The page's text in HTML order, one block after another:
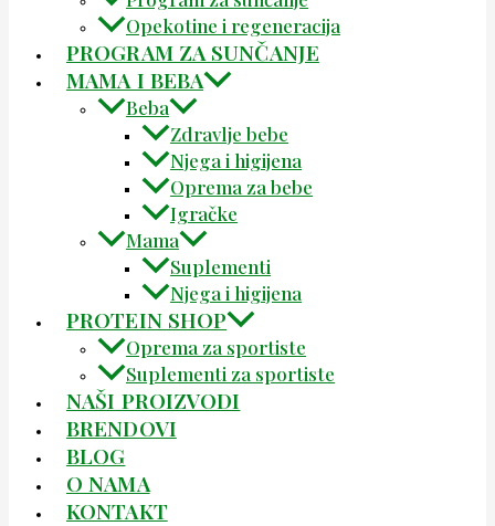
Opekotine i regeneracija
PROGRAM ZA SUNČANJE
MAMA I BEBA
Beba
Zdravlje bebe
Njega i higijena
Oprema za bebe
Igračke
Mama
Suplementi
Njega i higijena
PROTEIN SHOP
Oprema za sportiste
Suplementi za sportiste
NAŠI PROIZVODI
BRENDOVI
BLOG
O NAMA
KONTAKT